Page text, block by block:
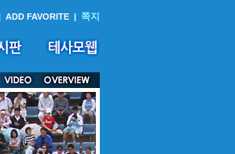
ADD FAVORITE | 쪽지